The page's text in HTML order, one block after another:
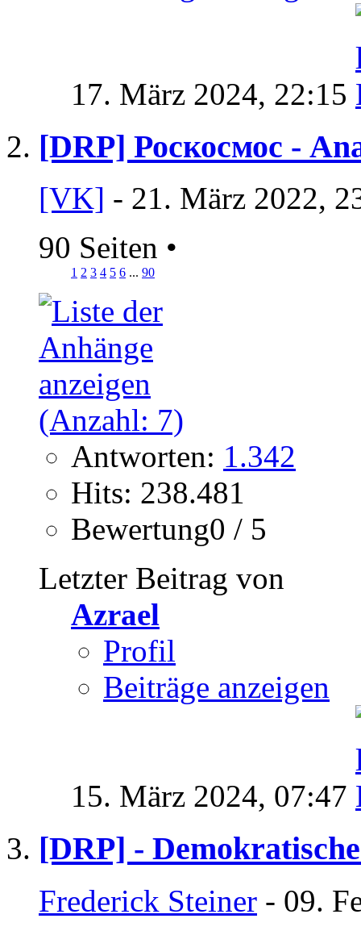
17. März 2024, 22:15
[DRP] Роскосмос -
[VK] - 21. März 2022,
90 Seiten •
1 2 3 4 5 6 ... 90
Antworten: 1.342
Hits: 238.481
Bewertung0 / 5
Letzter Beitrag von
Azrael
Profil
Beiträge anzeigen
15. März 2024, 07:47
[DRP] -
Frederick Steiner - 09.